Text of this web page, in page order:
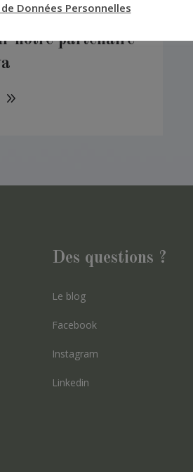
notre partenaire
Des questions ?
Le blog
Facebook
Instagram
Linkedin
Données Personnelles